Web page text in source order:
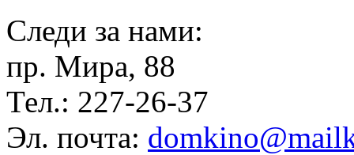
Следи за нами:
пр. Мира, 88
Тел.: 227-26-37
Эл. почта: